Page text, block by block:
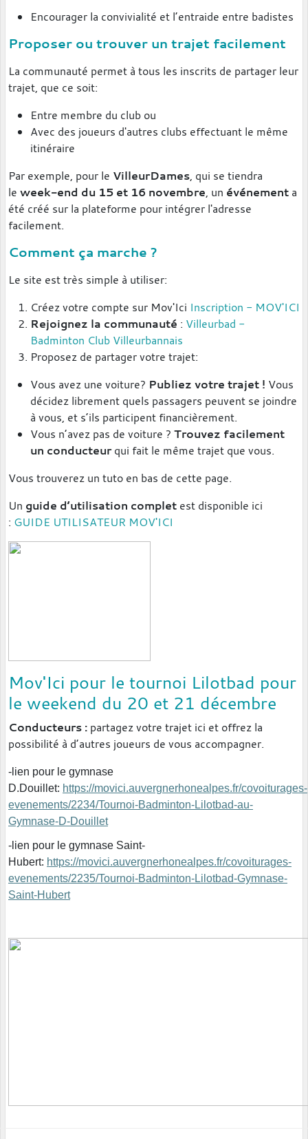
Encourager la convivialité et l’entraide entre badistes
Proposer ou trouver un trajet facilement
La communauté permet à tous les inscrits de partager leur
trajet, que ce soit:
Entre membre du club ou
Avec des joueurs d'autres clubs effectuant le même
itinéraire
Par exemple, pour le VilleurDames, qui se tiendra
le week-end du 15 et 16 novembre, un événement a
été créé sur la plateforme pour intégrer l'adresse
facilement.
Comment ça marche ?
Le site est très simple à utiliser:
Créez votre compte sur Mov'Ici Inscription - MOV'ICI
Rejoignez la communauté : Villeurbad -
Badminton Club Villeurbannais
Proposez de partager votre trajet:
Vous avez une voiture? Publiez votre trajet ! Vous
décidez librement quels passagers peuvent se joindre
à vous, et s’ils participent financièrement.
Vous n’avez pas de voiture ? Trouvez facilement
un conducteurqui fait le même trajet que vous.
Vous trouverez un tuto en bas de cette page.
Un guide d’utilisation complet est disponible ici
: GUIDE UTILISATEUR MOV'ICI
Mov'Ici pour le tournoi Lilotbad pour
le weekend du 20 et 21 décembre
Conducteurs : partagez votre trajet ici et offrez la
possibilité à d’autres joueurs de vous accompagner.
-lien pour le gymnase
D.Douillet: https://movici.auvergnerhonealpes.fr/covoiturages-
evenements/2234/Tournoi-Badminton-Lilotbad-au-
Gymnase-D-Douillet
-lien pour le gymnase Saint-
Hubert: https://movici.auvergnerhonealpes.fr/covoiturages-
evenements/2235/Tournoi-Badminton-Lilotbad-Gymnase-
Saint-Hubert